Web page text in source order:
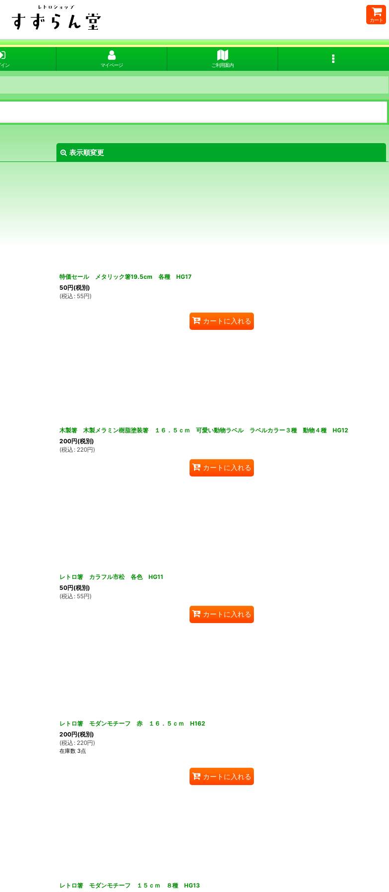
カート
ン マイページ ご利用案内
表示順変更
特価セール メタリック箸19.5cm 各種 HG17
50円(税別)
(税込 : 55円)
カートに入れる
木製箸 木製メラミン樹脂塗装箸 １６．５ｃｍ 可愛い動物ラベル ラベルカラー３種 動物４種 HG12
200円(税別)
(税込 : 220円)
カートに入れる
レトロ箸 カラフル市松 各色 HG11
50円(税別)
(税込 : 55円)
カートに入れる
レトロ箸 モダンモチーフ 赤 １６．５ｃｍ H162
200円(税別)
(税込 : 220円)
在庫数 3点
カートに入れる
レトロ箸 モダンモチーフ １５ｃｍ ８種 HG13